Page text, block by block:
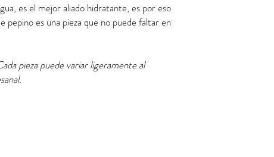
es el mejor aliado hidratante, es por eso
pepino es una pieza que no puede faltar en
pieza puede variar ligeramente al